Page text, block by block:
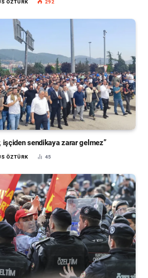
ÖZTÜRK 292
işçiden sendikaya zarar gelmez”
ÖZTÜRK 45